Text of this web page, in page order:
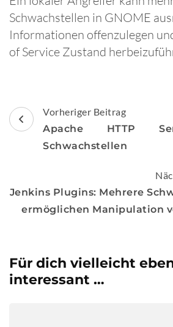
Schwachstellen in GNOME
Informationen offenzulegen
of Service Zustand
Beitragsnavigation
Vorheriger Beitrag
Apache HTTP
Schwachstellen
Jenkins Plugins: Mehrere
ermöglichen Manipulation
Für dich vielleicht
interessant …